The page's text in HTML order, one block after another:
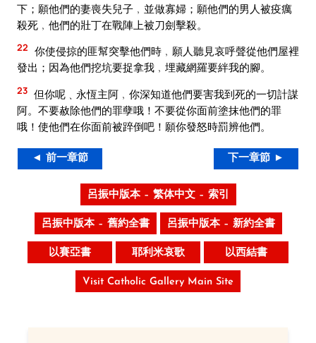
下；願他們的妻喪失兒子﹐並做寡婦；願他們的男人被疫癘
殺死﹐他們的壯丁在戰陣上被刀劍擊殺。
22 你使侵掠的匪幫突擊他們時﹐願人聽見哀呼聲從他們屋裡
發出；因為他們挖坑要捉拿我﹐埋藏網羅要絆我的腳。
23 但你呢﹑永恆主阿﹐你深知道他們要害我到死的一切計謀
阿。不要赦除他們的罪孽哦！不要從你面前塗抹他們的罪
哦！使他們在你面前被踤倒吧！願你發怒時罰辨他們。
◄ 前一章節 下一章節 ►
呂振中版本 – 繁体中文 – 索引
呂振中版本 – 舊約全書 呂振中版本 – 新約全書
以賽亞書 耶利米哀歌 以西結書
Visit Catholic Gallery Main Site